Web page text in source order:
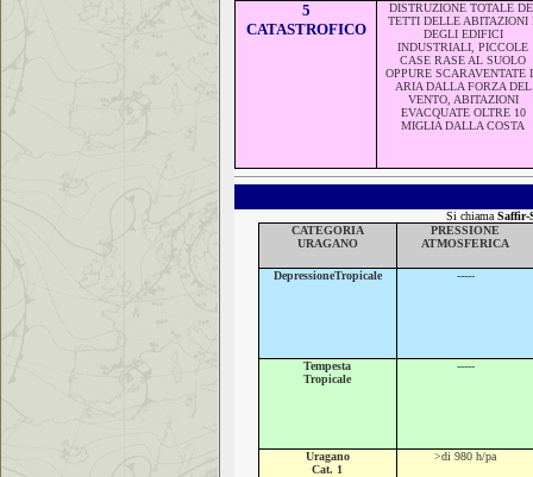
5
CATASTROFICO
DISTRUZIONE TOTALE
TETTI DELLE ABITAZIONI
DEGLI EDIFICI
INDUSTRIALI, PICCOLE
CASE RASE AL SUOLO
OPPURE SCARAVENTATE
ARIA DALLA FORZA DEL
VENTO, ABITAZIONI
EVACQUATE OLTRE 10
MIGLIA DALLA COSTA
Si chiama Saffir-
CATEGORIA
URAGANO
PRESSIONE
ATMOSFERICA
DepressioneTropicale -----
Tempesta
Tropicale
-----
Uragano
Cat. 1
>di 980 h/pa